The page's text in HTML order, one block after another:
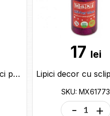
Lipici decor cu sclipici perlat Maxi tub 60ml.visiniu MX61777
17 lei
SKU: MX61773
- +